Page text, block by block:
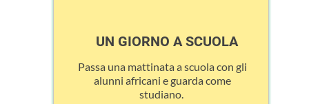
UN GIORNO A SCUOLA
Passa una mattinata a scuola con gli
alunni africani e guarda come
studiano.